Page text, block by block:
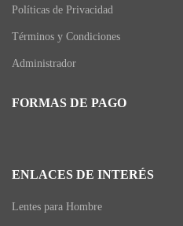
Políticas de Privacidad
Términos y Condiciones
Administrador
FORMAS DE PAGO
ENLACES DE INTERÉS
Lentes para Hombre